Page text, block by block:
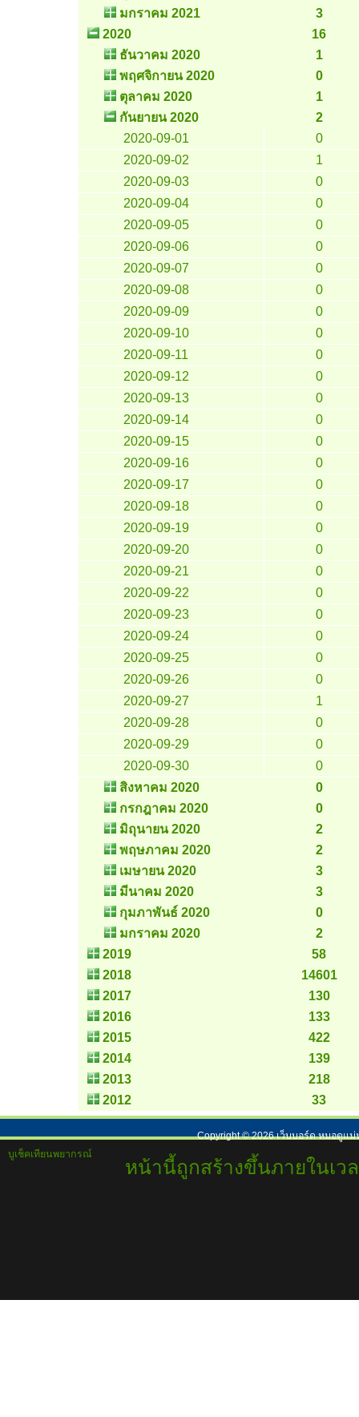
มกราคม 2021
3
2020
16
ธันวาคม 2020
1
พฤศจิกายน 2020
0
ตุลาคม 2020
1
กันยายน 2020
2
2020-09-01
0
2020-09-02
1
2020-09-03
0
2020-09-04
0
2020-09-05
0
2020-09-06
0
2020-09-07
0
2020-09-08
0
2020-09-09
0
2020-09-10
0
2020-09-11
0
2020-09-12
0
2020-09-13
0
2020-09-14
0
2020-09-15
0
2020-09-16
0
2020-09-17
0
2020-09-18
0
2020-09-19
0
2020-09-20
0
2020-09-21
0
2020-09-22
0
2020-09-23
0
2020-09-24
0
2020-09-25
0
2020-09-26
0
2020-09-27
1
2020-09-28
0
2020-09-29
0
2020-09-30
0
สิงหาคม 2020
0
กรกฎาคม 2020
0
มิถุนายน 2020
2
พฤษภาคม 2020
2
เมษายน 2020
3
มีนาคม 2020
3
กุมภาพันธ์ 2020
0
มกราคม 2020
2
2019
58
2018
14601
2017
130
2016
133
2015
422
2014
139
2013
218
2012
33
Copyright ©2026เว็บบอร์ด หมอดูแม่
บูเช็คเทียนพยากรณ์
หน้านี้ถูกสร้างขึ้นภายในเว